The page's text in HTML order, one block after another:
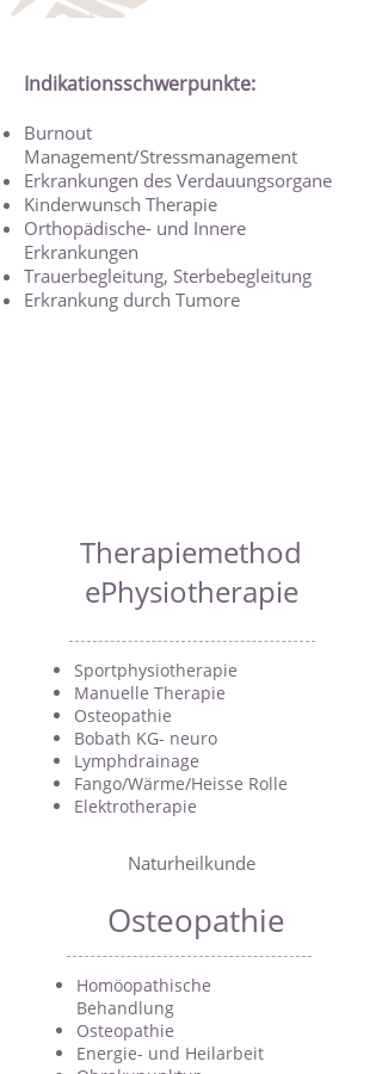
Indikationsschwerpunkte:
Burnout
Management/Stressmanagement
Erkrankungen des Verdauungsorgane
Kinderwunsch Therapie
Orthopädische- und Innere
Erkrankungen
Trauerbegleitung, Sterbebegleitung
Erkrankung durch Tumore
Therapiemethod
ePhysiotherapie
Sportphysiotherapie
Manuelle Therapie
Osteopathie
Bobath KG- neuro
Lymphdrainage
Fango/Wärme/Heisse Rolle
Elektrotherapie
Naturheilkunde
Osteopathie
Homöopathische
Behandlung
Osteopathie
Energie- und Heilarbeit